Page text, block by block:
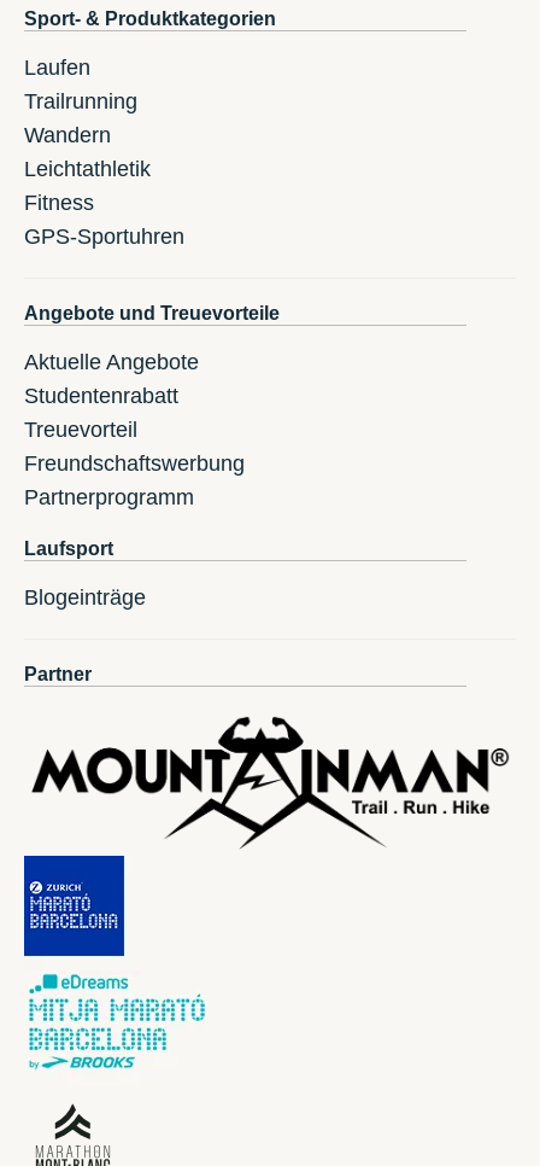
Sport- & Produktkategorien
Laufen
Trailrunning
Wandern
Leichtathletik
Fitness
GPS-Sportuhren
Angebote und Treuevorteile
Aktuelle Angebote
Studentenrabatt
Treuevorteil
Freundschaftswerbung
Partnerprogramm
Laufsport
Blogeinträge
Partner